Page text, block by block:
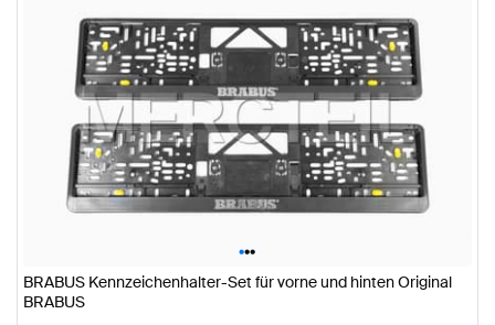
•••
BRABUS Kennzeichenhalter-Set für vorne und hinten Original
BRABUS